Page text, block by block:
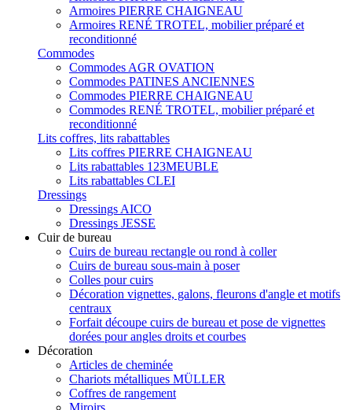
Armoires PIERRE CHAIGNEAU
Armoires RENÉ TROTEL, mobilier préparé et
reconditionné
Commodes
Commodes AGR OVATION
Commodes PATINES ANCIENNES
Commodes PIERRE CHAIGNEAU
Commodes RENÉ TROTEL, mobilier préparé et
reconditionné
Lits coffres, lits rabattables
Lits coffres PIERRE CHAIGNEAU
Lits rabattables 123MEUBLE
Lits rabattables CLEI
Dressings
Dressings AICO
Dressings JESSE
Cuir de bureau
Cuirs de bureau rectangle ou rond à coller
Cuirs de bureau sous-main à poser
Colles pour cuirs
Décoration vignettes, galons, fleurons d'angle et motifs
centraux
Forfait découpe cuirs de bureau et pose de vignettes
dorées pour angles droits et courbes
Décoration
Articles de cheminée
Chariots métalliques MÜLLER
Coffres de rangement
Miroirs